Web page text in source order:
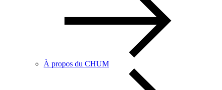
À propos du CHUM